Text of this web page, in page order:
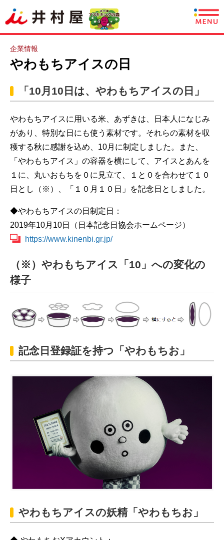
商品情報
レシピ
あずきについて
CSR情報
企業情報
採用情報
Chinese
企業情報
やわもちアイスの日
「10月10日は、やわもちアイスの日」
やわもちアイスに用いる米、あずきは、日本人になじみ
があり、特別な日にも使う素材です。それらの素材を収
穫する秋に感謝を込め、10月に制定しました。また、
「やわもちアイス」の容器を横にして、アイスとあんを
１に、丸いおもちを０に見立て、１と０を合わせて１０
日とし（※）、「１０月１０日」を記念日としました。
◆やわもちアイスの日制定日：
2019年10月10日（日本記念日協会ホームページ）
https://www.kinenbi.gr.jp/
（※）やわもちアイス「10」への変化の
様子
記念日登録証を持つ「やわもちお」
やわもちアイスの妖精「やわもちお」